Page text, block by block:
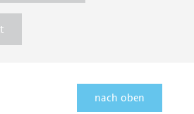
nach oben